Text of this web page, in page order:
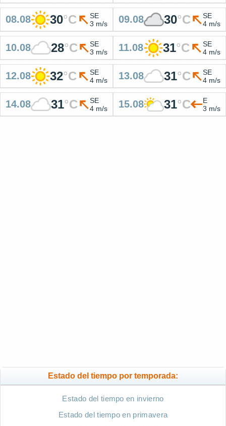
08.08 30°C
SE
3 m/s
09.08 30°C
SE
4 m/s
10.08 28°C
SE
3 m/s
11.08 31°C
SE
4 m/s
12.08 32°C
SE
4 m/s
13.08 31°C
SE
4 m/s
14.08 31°C
SE
4 m/s
15.08 31°C
E
3 m/s
Estado del tiempo por temporada:
Estado del tiempo en invierno
Estado del tiempo en primavera